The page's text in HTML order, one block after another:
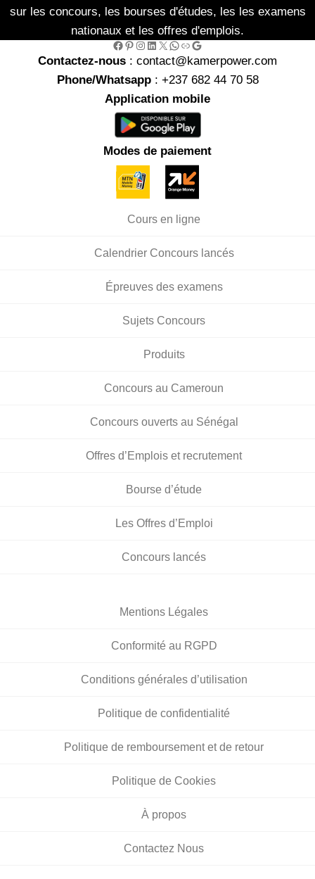
sur les concours, les bourses d'études, les les examens
nationaux et les offres d'emplois.
Facebook Pinterest InstagramLinkedIn X WhatsApp Link Google
Contactez-nous : contact@kamerpower.com
Phone/Whatsapp: +237 682 44 70 58
Application mobile
Modes de paiement
Cours en ligne
Calendrier Concours lancés
Épreuves des examens
Sujets Concours
Produits
Concours au Cameroun
Concours ouverts au Sénégal
Offres d’Emplois et recrutement
Bourse d’étude
Les Offres d’Emploi
Concours lancés
Mentions Légales
Conformité au RGPD
Conditions générales d’utilisation
Politique de confidentialité
Politique de remboursement et de retour
Politique de Cookies
À propos
Contactez Nous